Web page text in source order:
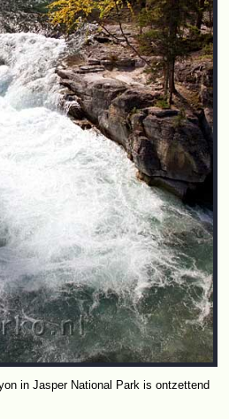
in Jasper National Park is ontzettend